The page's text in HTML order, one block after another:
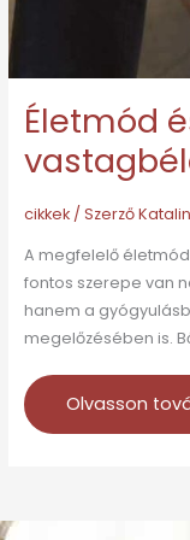
Életmód
cikkek/ SzerzőKatalin
A megfelelő
fontos szerepe van
hanem a
megelőzésében is.
Olvasson